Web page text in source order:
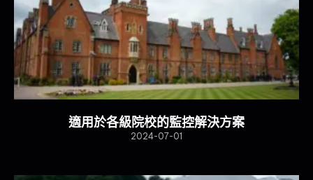
適用於各級院校的監控解決方案
2024-07-01